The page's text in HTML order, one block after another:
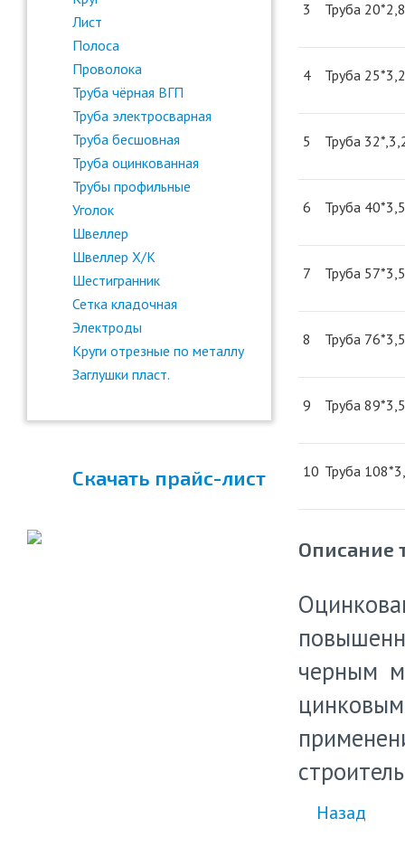
Лист
Полоса
Проволока
Труба чёрная ВГП
Труба электросварная
Труба бесшовная
Труба оцинкованная
Трубы профильные
Уголок
Швеллер
Швеллер Х/К
Шестигранник
Сетка кладочная
Электроды
Круги отрезные по металлу
Заглушки пласт.
Скачать прайс-лист
3 Труба
4 Труба
5 Труба
6 Труба
7 Труба
8 Труба
9 Труба
10 Труба
Описание
черным
Назад